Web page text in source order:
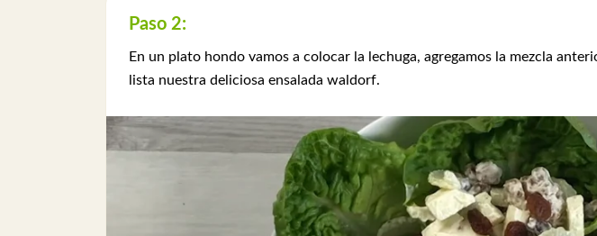
Paso 2:
En un plato hondo vamos a colocar la lechuga, agregamos la mezcla
lista nuestra deliciosa ensalada waldorf.